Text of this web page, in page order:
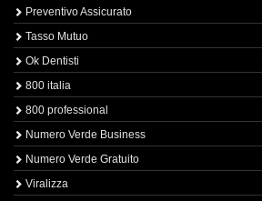
Preventivo Assicurato
Tasso Mutuo
Ok Dentisti
800 italia
800 professional
Numero Verde Business
Numero Verde Gratuito
Viralizza